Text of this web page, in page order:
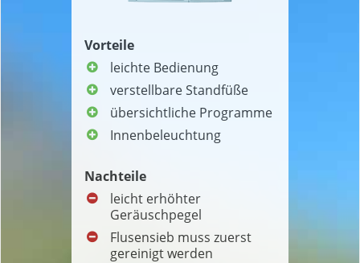
Vorteile
leichte Bedienung
verstellbare Standfüße
übersichtliche Programme
Innenbeleuchtung
Nachteile
leicht erhöhter
Geräuschpegel
Flusensieb muss zuerst
gereinigt werden